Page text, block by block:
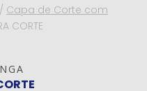
/ Capa de Corte com
CORTE